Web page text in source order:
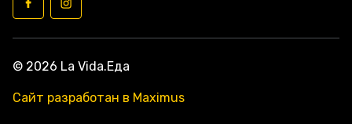
© 2026 La Vida.Еда
Сайт разработан в Maximus